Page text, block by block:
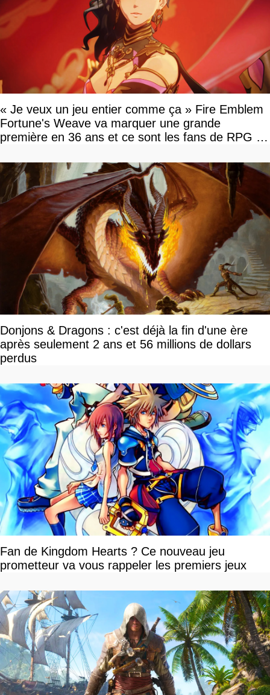
« Je veux un jeu entier comme ça » Fire Emblem
Fortune's Weave va marquer une grande
première en 36 ans et ce sont les fans de RPG en
Donjons & Dragons : c'est déjà la fin d'une ère
après seulement 2 ans et 56 millions de dollars
perdus
Fan de Kingdom Hearts ? Ce nouveau jeu
prometteur va vous rappeler les premiers jeux